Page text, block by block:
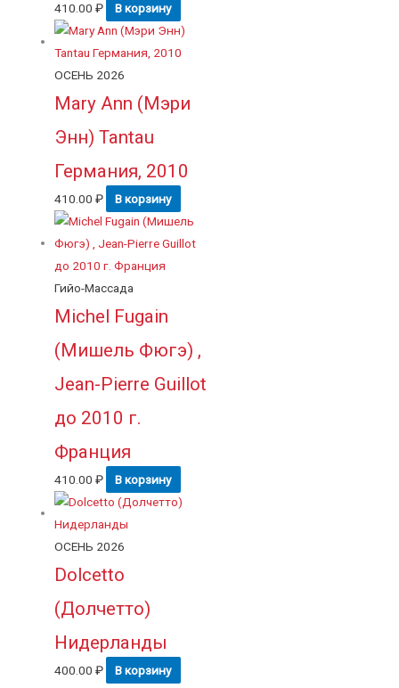
410.00₽ В корзину
ОСЕНЬ 2026
Mary Ann (Мэри
Энн) Tantau
Германия, 2010
410.00₽ В корзину
Гийо-Массада
Michel Fugain
(Мишель Фюгэ) ,
Jean-Pierre Guillot
до 2010 г.
Франция
410.00₽ В корзину
ОСЕНЬ 2026
Dolcetto
(Долчетто)
Нидерланды
400.00₽ В корзину